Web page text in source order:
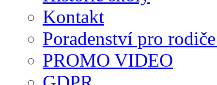
Kontakt
Poradenství pro
PROMO VIDEO